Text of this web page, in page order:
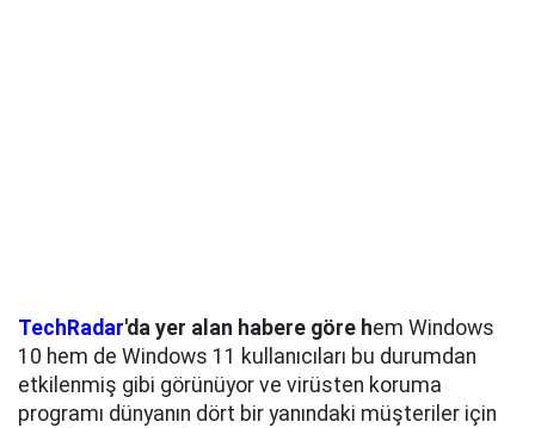
TechRadar'da yer alan habere göre hem Windows
10 hem de Windows 11 kullanıcıları bu durumdan
etkilenmiş gibi görünüyor ve virüsten koruma
programı dünyanın dört bir yanındaki müşteriler için